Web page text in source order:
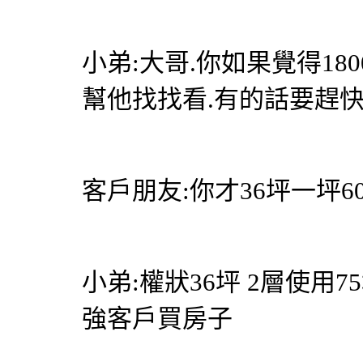
小弟:大哥.你如果覺得
幫他找找看.有的話要趕
客戶朋友:你才36坪一坪
小弟:權狀36坪 2層使用
強客戶買房子